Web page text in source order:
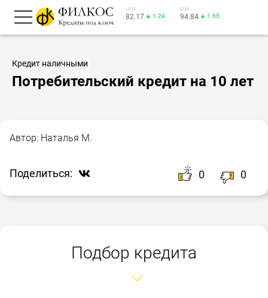
USD
82.17 ▲ 1.24
EUR
94.84 ▲ 1.65
Кредит наличными
Потребительский кредит на 10 лет
Автор: Наталья М.
Поделиться: 0 0
Подбор кредита